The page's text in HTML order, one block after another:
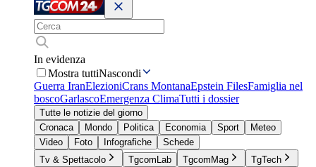
In evidenza
Mostra tuttiNascondi
Guerra IranElezioniCrans MontanaEpstein FilesFamiglia nel
boscoGarlascoEmergenza ClimaTutti i dossier
Tutte le notizie del giorno
Cronaca
Mondo Politica Economia Sport
Meteo
Video
Foto Infografiche
Schede
Tv & Spettacolo
TgcomLab TgcomMag
TgTech